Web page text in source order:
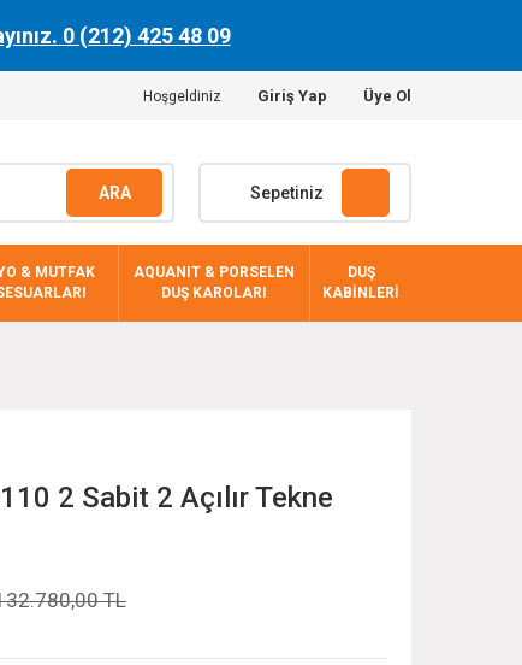
0 (212) 425 48 09
Hoşgeldiniz Giriş Yap Üye Ol
ARA Sepetiniz
& MUTFAK
AQUANIT & PORSELEN
DUŞ KAROLARI
DUŞ
KABİNLERİ
2 Sabit 2 Açılır Tekne
TL